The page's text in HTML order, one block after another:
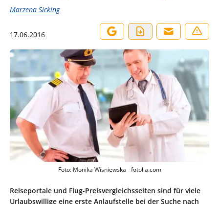
Marzena Sicking
17.06.2016
Foto: Monika Wisniewska - fotolia.com
Reiseportale und Flug-Preisvergleichsseiten sind für viele
Urlaubswillige eine erste Anlaufstelle bei der Suche nach